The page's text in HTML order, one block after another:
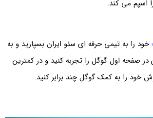
اسپم می کند.
را به تیمی حرفه ای سئو ایران بسپارید و به
در صفحه اول گوگل را تجربه کنید و در کمترین
خود را به کمک گوگل چند برابر کنید.